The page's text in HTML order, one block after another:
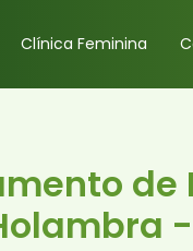
Clínica Feminina
de
-